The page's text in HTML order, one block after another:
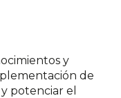
y
de
y potenciar el